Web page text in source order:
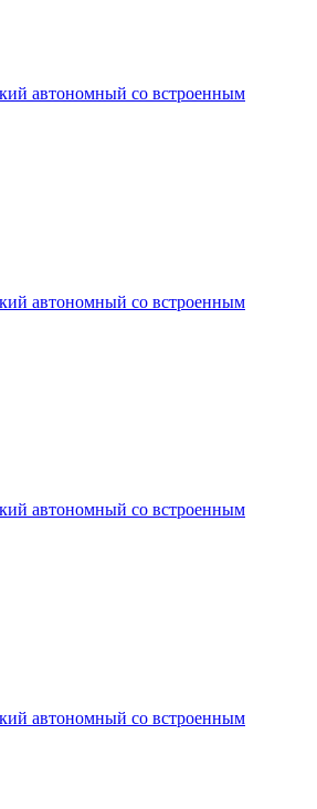
автономный со встроенным
автономный со встроенным
автономный со встроенным
автономный со встроенным